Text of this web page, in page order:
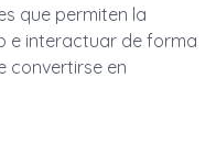
que permiten la
e interactuar de forma
convertirse en